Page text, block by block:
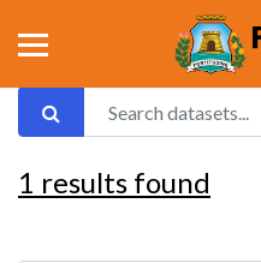
1 results found